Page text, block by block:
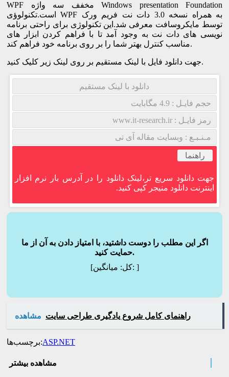
WPF مخفف سه واژه Windows presentation Foundation
است.تکنولوؤی WPF به همراه نسخه 3.0 دات نت فریم ورک
توسط مایکروسافت معرفی شد.این تکنولوژی برای راحتی برنامه
نویسی های دات نت به وجود آمد تا با فراهم کردن ابزار های
مناسب کنترل بهتر شما را بر روی برنامه خود فراهم کند.
جهت دانلود فایل با لینک مستقیم بر روی لینک زیر کلیک کنید.
دانلود با لینک مستقیم
حجم فایـل : 4.9 مگابایت
رمز فایـل : www.it-research.ir
مـنـبـع : وبسایت مقاله آی تی
راهنما
جهت دانلود سریع تر،لینک دانلود را در آدرس بار نرم افزار
اینترنت دانلود منیجر کپی کنید.
اگر این مطلب را دوست داشتید، با امتیاز دادن به آن از ما
حمایت کنید.
[کل:میانگین: ]
مشاهده راهنمای کامل شروع یادگیری طراحی سایت
برچسب‌ها:ASP.NET
مشاهده بیشتر